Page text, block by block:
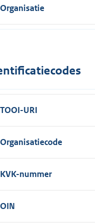
Organisatie
TOOI-URI
Organisatiecode
KVK-nummer
OIN